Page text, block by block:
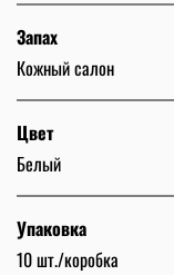
Запах
Кожный салон
Цвет
Белый
Упаковка
10 шт./коробка